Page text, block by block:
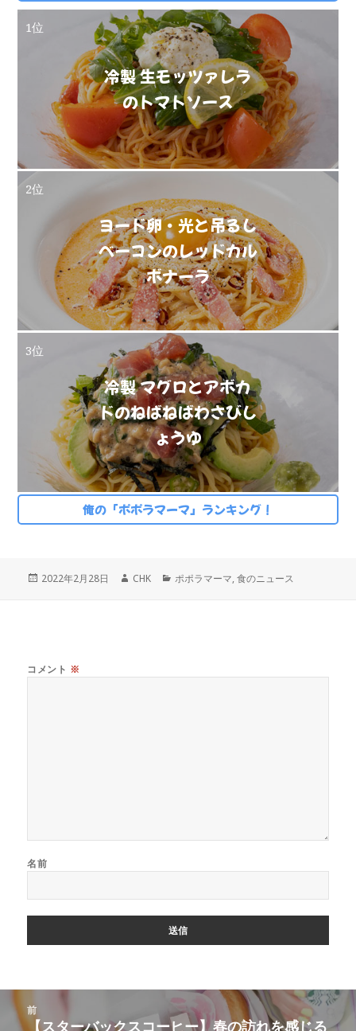
1位
冷製 生モッツァレラ
のトマトソース
2位
ヨード卵・光と吊るし
ベーコンのレッドカル
ボナーラ
3位
冷製 マグロとアボカ
ドのねばねばわさびし
ょうゆ
俺の「ポポラマーマ」ランキング！
投
2022年2月28日
作
CHK
カ
ポポラマーマ,食のニュース
コメント ※
名前
前
前
【スターバックスコーヒー】春の訪れを感じる